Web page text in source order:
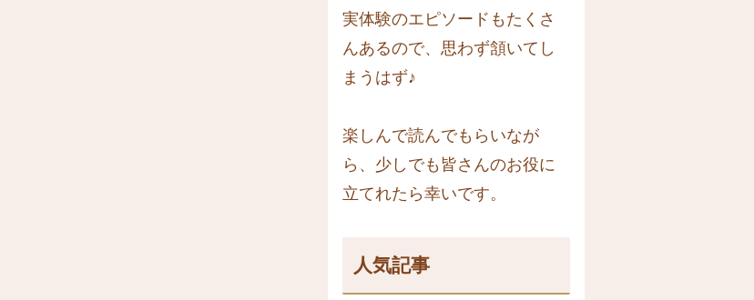
実体験のエピソードもたくさ
んあるので、思わず頷いてし
まうはず♪
楽しんで読んでもらいなが
ら、少しでも皆さんのお役に
立てれたら幸いです。
人気記事